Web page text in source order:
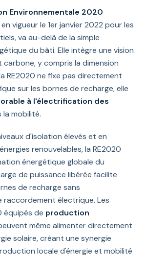
Environnementale 2020
vigueur le 1er janvier 2022 pour les
va au-delà de la simple
du bâti. Elle intègre une vision
carbone, y compris la dimension
RE2020 ne fixe pas directement
sur les bornes de recharge, elle
à l'électrification des
la mobilité.
d'isolation élevés et en
renouvelables, la RE2020
énergétique globale du
de puissance libérée facilite
de recharge sans
raccordement électrique. Les
équipés de production
même alimenter directement
solaire, créant une synergie
locale d'énergie et mobilité